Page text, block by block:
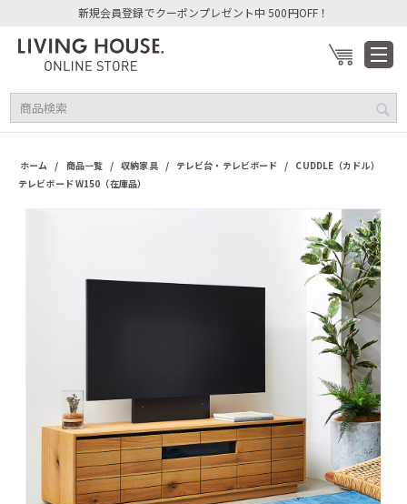
新規会員登録でクーポンプレゼント中 500円OFF！
ホーム / 商品一覧 / 収納家具 / テレビ台・テレビボード / CUDDLE（カドル）
テレビボード W150（在庫品）